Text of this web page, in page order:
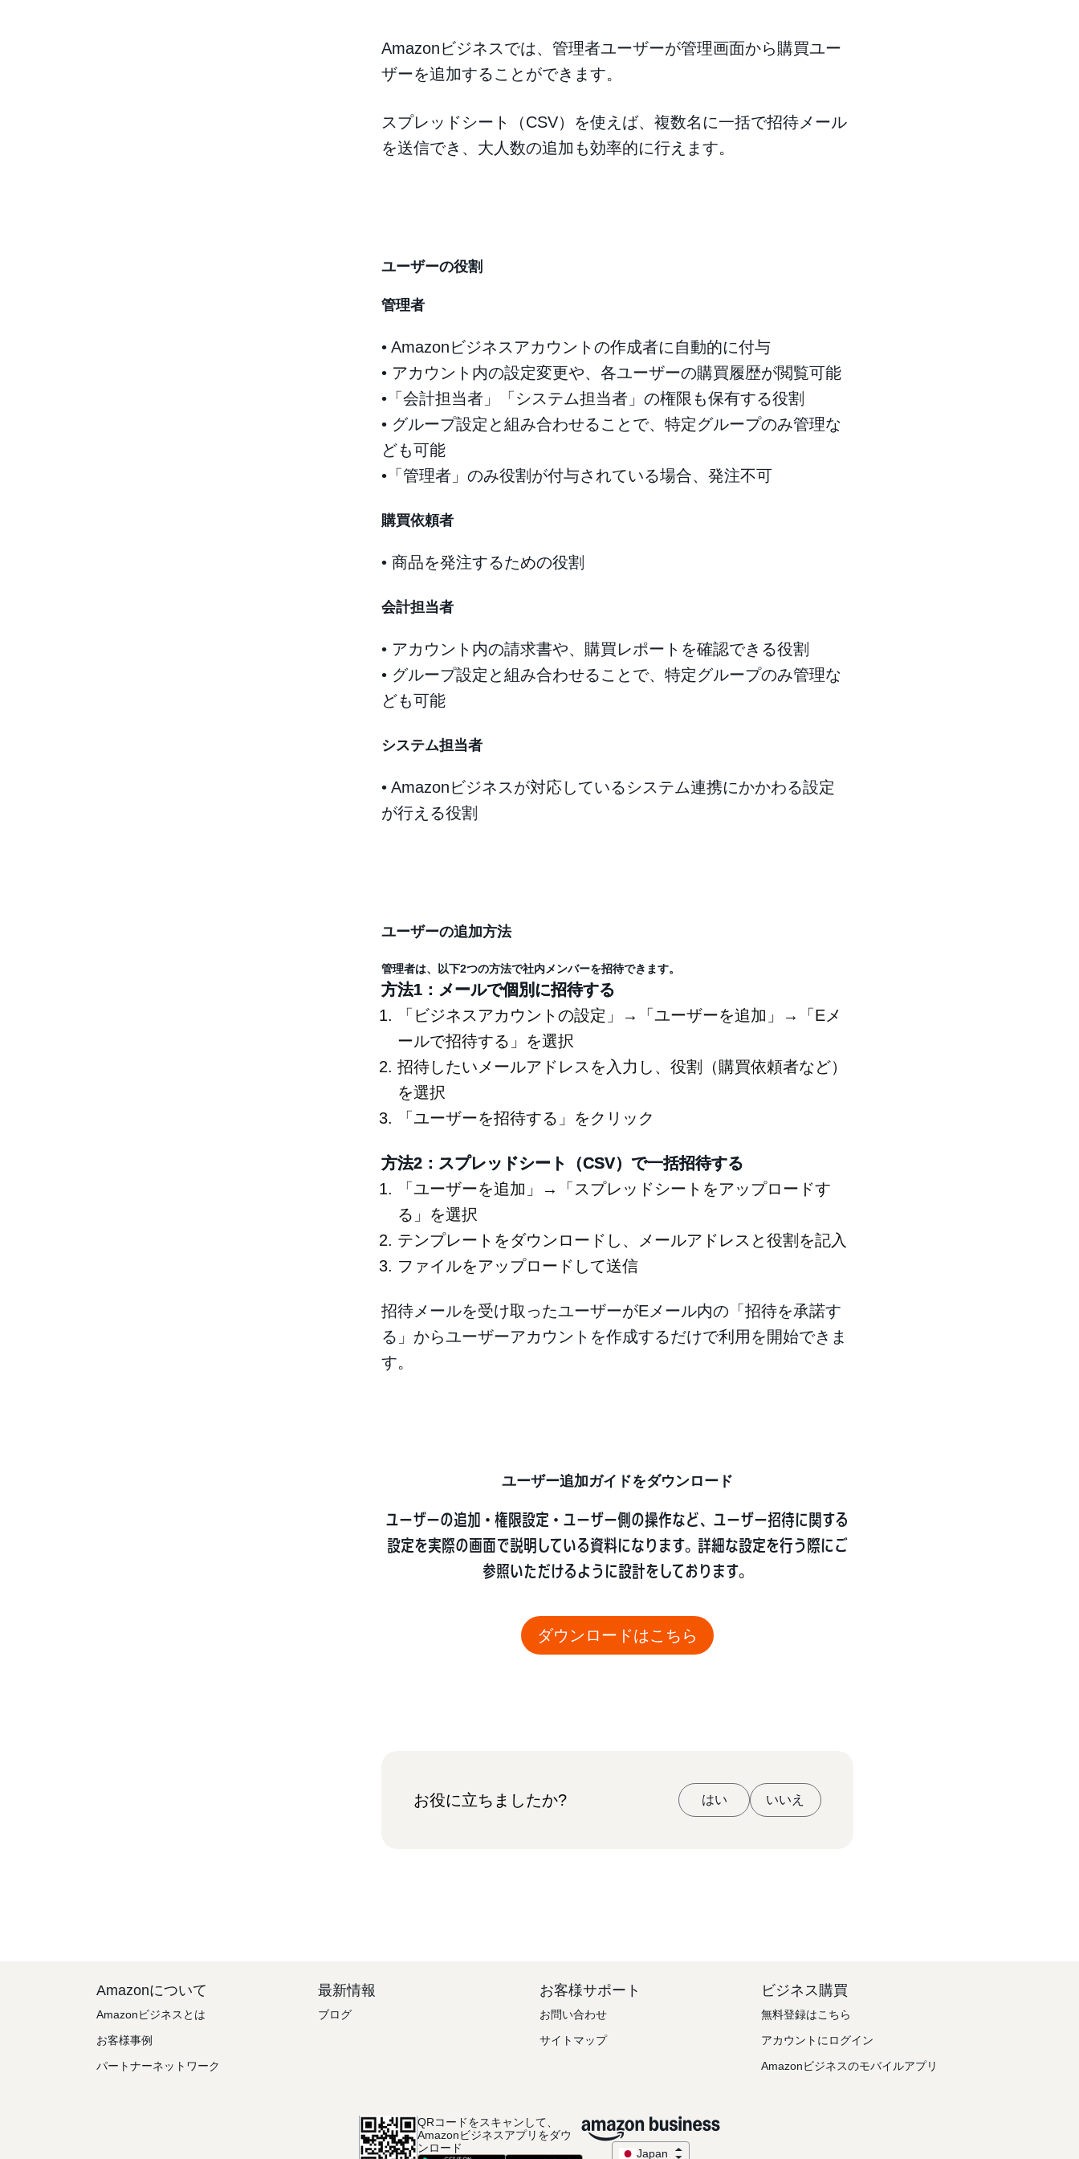
Amazonビジネスでは、管理者ユーザーが管理画面から購買ユー
ザーを追加することができます。
スプレッドシート（CSV）を使えば、複数名に一括で招待メール
を送信でき、大人数の追加も効率的に行えます。
ユーザーの役割
管理者
• Amazonビジネスアカウントの作成者に自動的に付与
• アカウント内の設定変更や、各ユーザーの購買履歴が閲覧可能
•「会計担当者」「システム担当者」の権限も保有する役割
• グループ設定と組み合わせることで、特定グループのみ管理な
ども可能
•「管理者」のみ役割が付与されている場合、発注不可
購買依頼者
• 商品を発注するための役割
会計担当者
• アカウント内の請求書や、購買レポートを確認できる役割
• グループ設定と組み合わせることで、特定グループのみ管理な
ども可能
システム担当者
• Amazonビジネスが対応しているシステム連携にかかわる設定
が行える役割
ユーザーの追加方法
管理者は、以下2つの方法で社内メンバーを招待できます。
方法1：メールで個別に招待する
「ビジネスアカウントの設定」→「ユーザーを追加」→「Eメ
ールで招待する」を選択
招待したいメールアドレスを入力し、役割（購買依頼者など）
を選択
「ユーザーを招待する」をクリック
方法2：スプレッドシート（CSV）で一括招待する
「ユーザーを追加」→「スプレッドシートをアップロードす
る」を選択
テンプレートをダウンロードし、メールアドレスと役割を記入
ファイルをアップロードして送信
招待メールを受け取ったユーザーがEメール内の「招待を承諾す
る」からユーザーアカウントを作成するだけで利用を開始できま
す。
ユーザー追加ガイドをダウンロード
ユーザーの追加・権限設定・ユーザー側の操作など、ユーザー招待に関する
設定を実際の画面で説明している資料になります。詳細な設定を行う際にご
参照いただけるように設計をしております。
ダウンロードはこちら
お役に立ちましたか? はい いいえ
Amazonについて
Amazonビジネスとは
お客様事例
パートナーネットワーク
最新情報
ブログ
お客様サポート
お問い合わせ
サイトマップ
ビジネス購買
無料登録はこちら
アカウントにログイン
Amazonビジネスのモバイルアプリ
QRコードをスキャンして、
Amazonビジネスアプリをダウ
ンロード
Japan